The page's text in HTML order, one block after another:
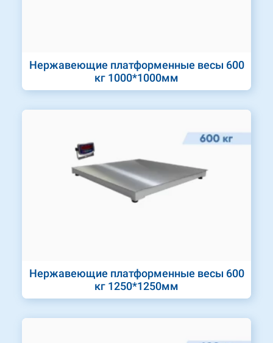
Нержавеющие платформенные весы 600
кг 1000*1000мм
Нержавеющие платформенные весы 600
кг 1250*1250мм